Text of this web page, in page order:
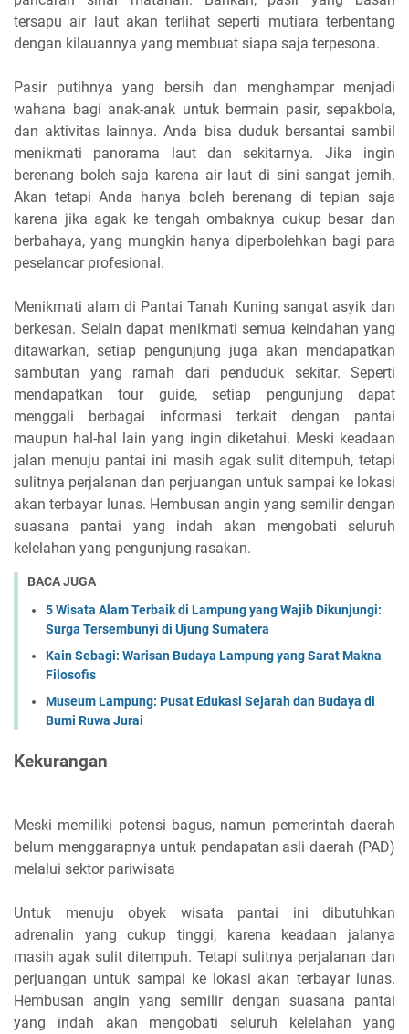
tersapu air laut akan terlihat seperti mutiara terbentang
dengan kilauannya yang membuat siapa saja terpesona.
Pasir putihnya yang bersih dan menghampar menjadi
wahana bagi anak-anak untuk bermain pasir, sepakbola,
dan aktivitas lainnya. Anda bisa duduk bersantai sambil
menikmati panorama laut dan sekitarnya. Jika ingin
berenang boleh saja karena air laut di sini sangat jernih.
Akan tetapi Anda hanya boleh berenang di tepian saja
karena jika agak ke tengah ombaknya cukup besar dan
berbahaya, yang mungkin hanya diperbolehkan bagi para
peselancar profesional.
Menikmati alam di Pantai Tanah Kuning sangat asyik dan
berkesan. Selain dapat menikmati semua keindahan yang
ditawarkan, setiap pengunjung juga akan mendapatkan
sambutan yang ramah dari penduduk sekitar. Seperti
mendapatkan tour guide, setiap pengunjung dapat
menggali berbagai informasi terkait dengan pantai
maupun hal-hal lain yang ingin diketahui. Meski keadaan
jalan menuju pantai ini masih agak sulit ditempuh, tetapi
sulitnya perjalanan dan perjuangan untuk sampai ke lokasi
akan terbayar lunas. Hembusan angin yang semilir dengan
suasana pantai yang indah akan mengobati seluruh
kelelahan yang pengunjung rasakan.
BACA JUGA
5 Wisata Alam Terbaik di Lampung yang Wajib Dikunjungi:
Surga Tersembunyi di Ujung Sumatera
Kain Sebagi: Warisan Budaya Lampung yang Sarat Makna
Filosofis
Museum Lampung: Pusat Edukasi Sejarah dan Budaya di
Bumi Ruwa Jurai
Kekurangan
Meski memiliki potensi bagus, namun pemerintah daerah
belum menggarapnya untuk pendapatan asli daerah (PAD)
melalui sektor pariwisata
Untuk menuju obyek wisata pantai ini dibutuhkan
adrenalin yang cukup tinggi, karena keadaan jalanya
masih agak sulit ditempuh. Tetapi sulitnya perjalanan dan
perjuangan untuk sampai ke lokasi akan terbayar lunas.
Hembusan angin yang semilir dengan suasana pantai
yang indah akan mengobati seluruh kelelahan yang